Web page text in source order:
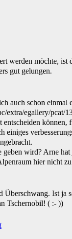
werden möchte, ist
gut gelungen.
auch schon einmal
extra/egallery/pcat/
entscheiden
einiges
wird? Arne
hier nicht
Ist ja
Tschernobil! ( :- ))